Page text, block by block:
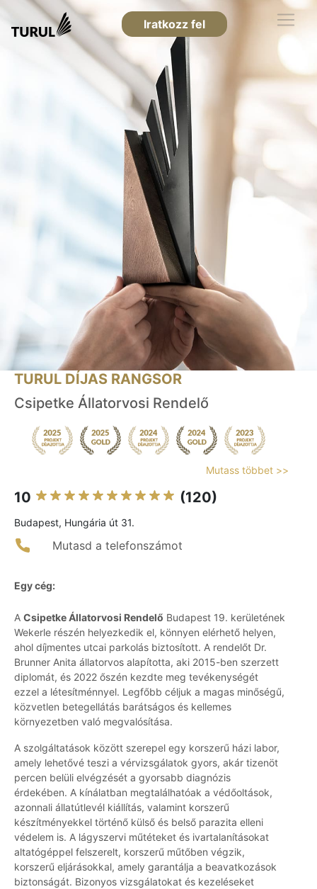
Iratkozz fel
TURUL DÍJAS RANGSOR
Csipetke Állatorvosi Rendelő
Mutass többet >>
10 (120)
Budapest, Hungária út 31.
Mutasd a telefonszámot
Egy cég:
A Csipetke Állatorvosi Rendelő Budapest 19. kerületének
Wekerle részén helyezkedik el, könnyen elérhető helyen,
ahol díjmentes utcai parkolás biztosított. A rendelőt Dr.
Brunner Anita állatorvos alapította, aki 2015-ben szerzett
diplomát, és 2022 őszén kezdte meg tevékenységét
ezzel a létesítménnyel. Legfőbb céljuk a magas minőségű,
közvetlen betegellátás barátságos és kellemes
környezetben való megvalósítása.
A szolgáltatások között szerepel egy korszerű házi labor,
amely lehetővé teszi a vérvizsgálatok gyors, akár tizenöt
percen belüli elvégzését a gyorsabb diagnózis
érdekében. A kínálatban megtalálhatóak a védőoltások,
azonnali állatútlevél kiállítás, valamint korszerű
készítményekkel történő külső és belső parazita elleni
védelem is. A lágyszervi műtéteket és ivartalanításokat
altatógéppel felszerelt, korszerű műtőben végzik,
korszerű eljárásokkal, amely garantálja a beavatkozások
biztonságát. Bizonyos vizsgálatokat és kezeléseket